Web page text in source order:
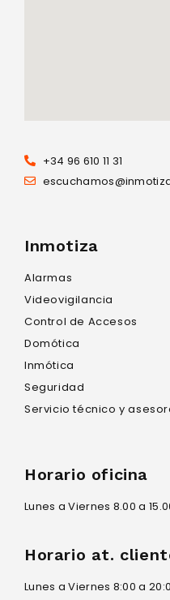
+34 96 610 11 31
Inmotiza
Alarmas
Videovigilancia
Control de Accesos
Domótica
Inmótica
Seguridad
Servicio técnico y
Horario oficina
Lunes a Viernes 8.00 a
Horario at.
Lunes a Viernes 8:00 a